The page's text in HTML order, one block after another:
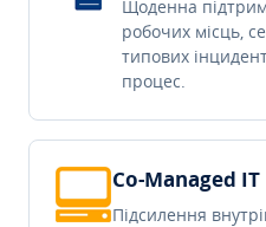
Щоденна
робочих місць,
типових
процес.
Co-Managed IT
Підсилення